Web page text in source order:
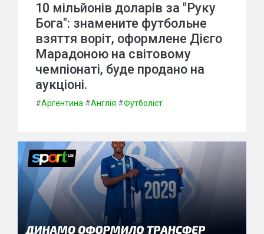
10 мільйонів доларів за "Руку
Бога": знамените футбольне
взяття воріт, оформлене Дієго
Марадоною на світовому
чемпіонаті, буде продано на
аукціоні.
#Аргентина #Англія #Футболіст